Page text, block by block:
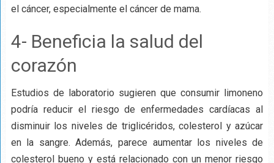
el cáncer, especialmente el cáncer de mama.
4- Beneficia la salud del
corazón
Estudios de laboratorio sugieren que consumir limoneno
podría reducir el riesgo de enfermedades cardíacas al
disminuir los niveles de triglicéridos, colesterol y azúcar
en la sangre. Además, parece aumentar los niveles de
colesterol bueno y está relacionado con un menor riesgo